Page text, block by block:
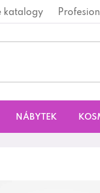
katalogy
NÁBYTEK